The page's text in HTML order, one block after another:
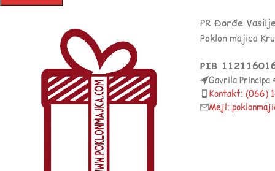
PR Đorđe
Poklon majica
PIB
Gavrila Principa
Kontakt: (066)
Mejl: